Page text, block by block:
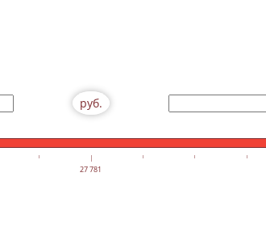
руб.
27 781